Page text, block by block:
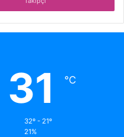
31 ℃
32º - 21º
21%